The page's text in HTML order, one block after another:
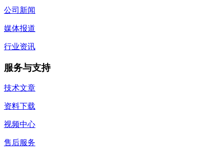
公司新闻
媒体报道
行业资讯
服务与支持
技术文章
资料下载
视频中心
售后服务